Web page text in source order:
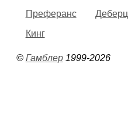
Преферанс Деберц
Кинг
© Гамблер1999-2026